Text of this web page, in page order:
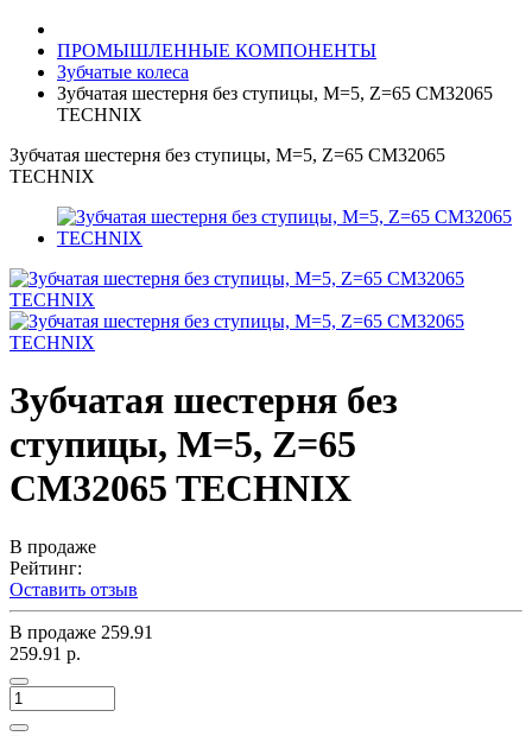
ПРОМЫШЛЕННЫЕ КОМПОНЕНТЫ
Зубчатые колеса
Зубчатая шестерня без ступицы, M=5, Z=65 CM32065
TECHNIX
Зубчатая шестерня без ступицы, M=5, Z=65 CM32065
TECHNIX
Зубчатая шестерня без
ступицы, M=5, Z=65
CM32065 TECHNIX
В продаже
Рейтинг:
Оставить отзыв
В продаже 259.91
259.91 р.